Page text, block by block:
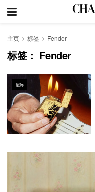
主页 标签 Fender
标签： Fender
配饰